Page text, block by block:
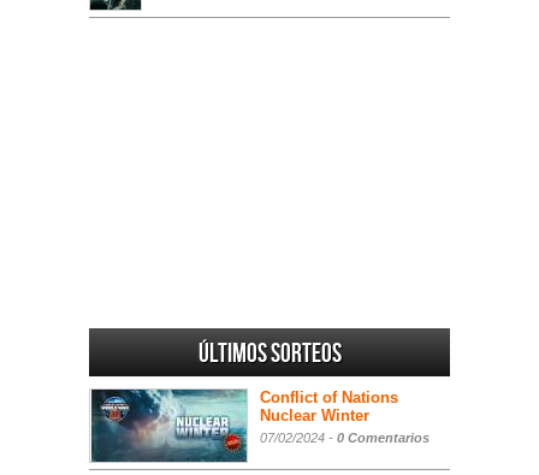
Últimos sorteos
Conflict of Nations
Nuclear Winter
07/02/2024 - 0 Comentarios